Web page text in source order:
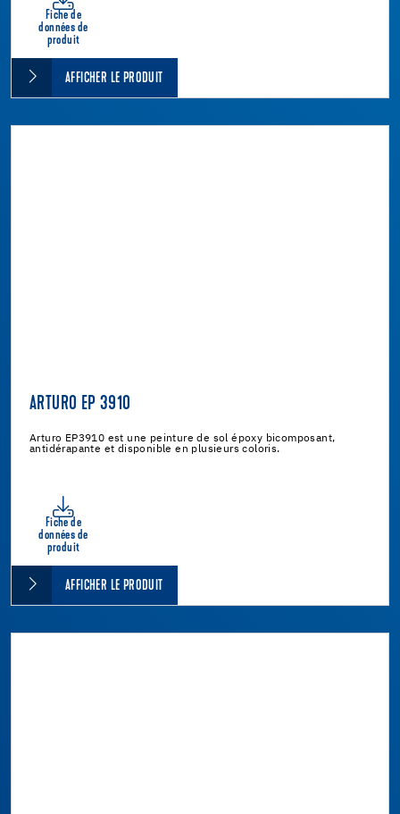
Fiche de
données de
produit
AFFICHER LE PRODUIT
ARTURO EP 3910
Arturo EP3910 est une peinture de sol époxy bicomposant,
antidérapante et disponible en plusieurs coloris.
Fiche de
données de
produit
AFFICHER LE PRODUIT